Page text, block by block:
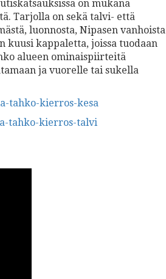
on mukana
Tarjolla on sekä talvi- että
luonnosta, Nipasen vanhoista
kuusi kappaletta, joissa tuodaan
alueen ominaispiirteitä
ja vuorelle tai sukella
tahko-kierros-kesa
tahko-kierros-talvi